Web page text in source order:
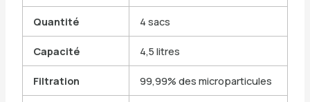
Quantité 4 sacs
Capacité 4,5 litres
Filtration 99,99% des microparticules